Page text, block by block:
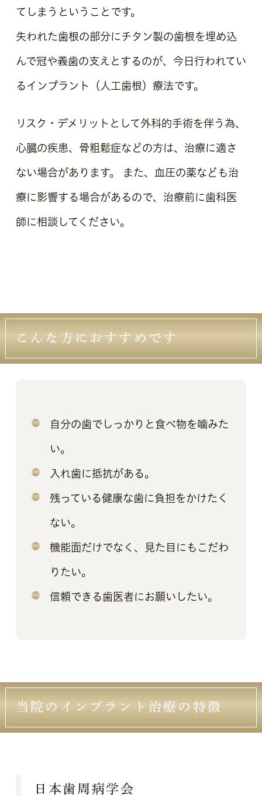
てしまうということです。
失われた歯根の部分にチタン製の歯根を埋め込
んで冠や義歯の支えとするのが、今日行われてい
るインプラント（人工歯根）療法です。
リスク・デメリットとして外科的手術を伴う為、
心臓の疾患、骨粗鬆症などの方は、治療に適さ
ない場合があります。 また、血圧の薬なども治
療に影響する場合があるので、治療前に歯科医
師に相談してください。
こんな方におすすめです
自分の歯でしっかりと食べ物を噛みた
い。
入れ歯に抵抗がある。
残っている健康な歯に負担をかけたく
ない。
機能面だけでなく、見た目にもこだわ
りたい。
信頼できる歯医者にお願いしたい。
当院のインプラント治療の特徴
日本歯周病学会